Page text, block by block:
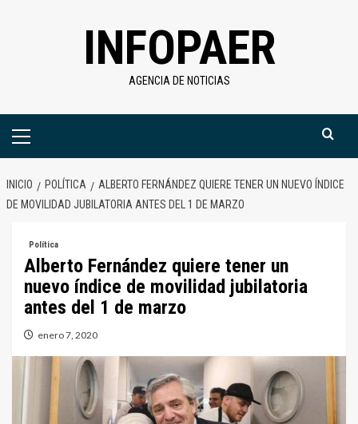
INFOPAER
AGENCIA DE NOTICIAS
Menú
INICIO POLÍTICA
ALBERTO FERNÁNDEZ QUIERE TENER UN NUEVO ÍNDICE
DE MOVILIDAD JUBILATORIA ANTES DEL 1 DE MARZO
Política
Alberto Fernández quiere tener un
nuevo índice de movilidad jubilatoria
antes del 1 de marzo
enero 7, 2020